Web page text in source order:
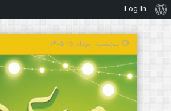
درباره
وردپرس
Log In
پنجشنبه, مرداد ۱۵ ۱۴۰۵